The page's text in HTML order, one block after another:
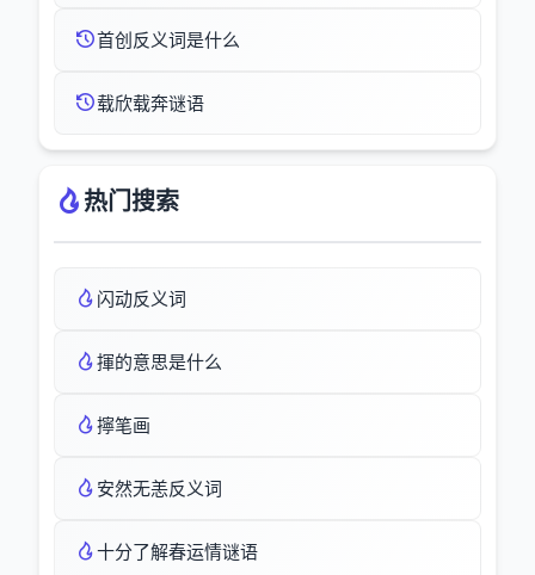
首创反义词是什么
载欣载奔谜语
热门搜索
闪动反义词
揮的意思是什么
擰笔画
安然无恙反义词
十分了解春运情谜语